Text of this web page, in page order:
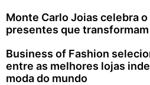
Monte Carlo Joias celebra o
presentes que
Business of Fashion
entre as melhores lojas
moda do mundo